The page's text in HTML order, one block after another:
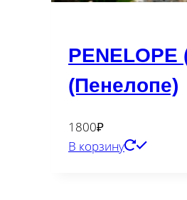
PENELOPE
(Пенелопе)
1800₽
В корзину